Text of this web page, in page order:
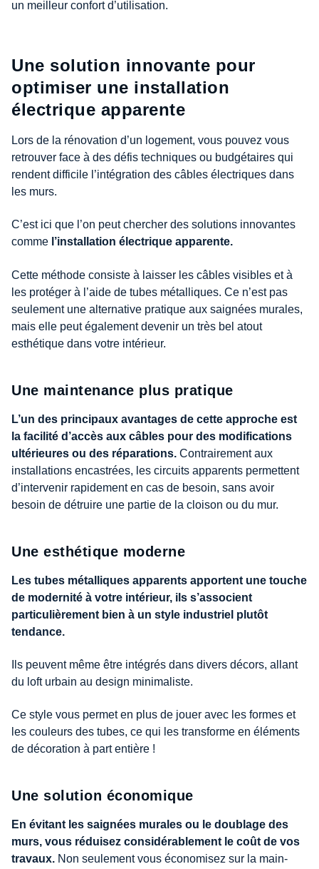
un meilleur confort d’utilisation.
Une solution innovante pour
optimiser une installation
électrique apparente
Lors de la rénovation d’un logement, vous pouvez vous
retrouver face à des défis techniques ou budgétaires qui
rendent difficile l’intégration des câbles électriques dans
les murs.
C’est ici que l’on peut chercher des solutions innovantes
comme l’installation électrique apparente.
Cette méthode consiste à laisser les câbles visibles et à
les protéger à l’aide de tubes métalliques. Ce n’est pas
seulement une alternative pratique aux saignées murales,
mais elle peut également devenir un très bel atout
esthétique dans votre intérieur.
Une maintenance plus pratique
L’un des principaux avantages de cette approche est
la facilité d’accès aux câbles pour des modifications
ultérieures ou des réparations. Contrairement aux
installations encastrées, les circuits apparents permettent
d’intervenir rapidement en cas de besoin, sans avoir
besoin de détruire une partie de la cloison ou du mur.
Une esthétique moderne
Les tubes métalliques apparents apportent une touche
de modernité à votre intérieur, ils s’associent
particulièrement bien à un style industriel plutôt
tendance.
Ils peuvent même être intégrés dans divers décors, allant
du loft urbain au design minimaliste.
Ce style vous permet en plus de jouer avec les formes et
les couleurs des tubes, ce qui les transforme en éléments
de décoration à part entière !
Une solution économique
En évitant les saignées murales ou le doublage des
murs, vous réduisez considérablement le coût de vos
travaux. Non seulement vous économisez sur la main-